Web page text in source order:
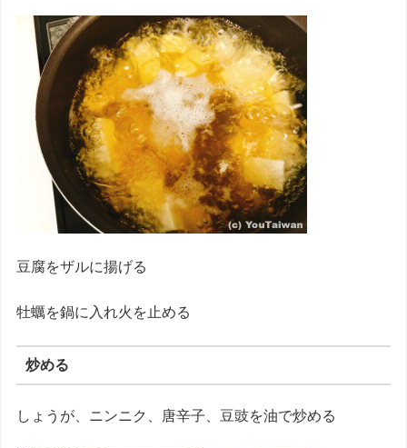
豆腐をザルに揚げる
牡蠣を鍋に入れ火を止める
炒める
しょうが、ニンニク、唐辛子、豆豉を油で炒める